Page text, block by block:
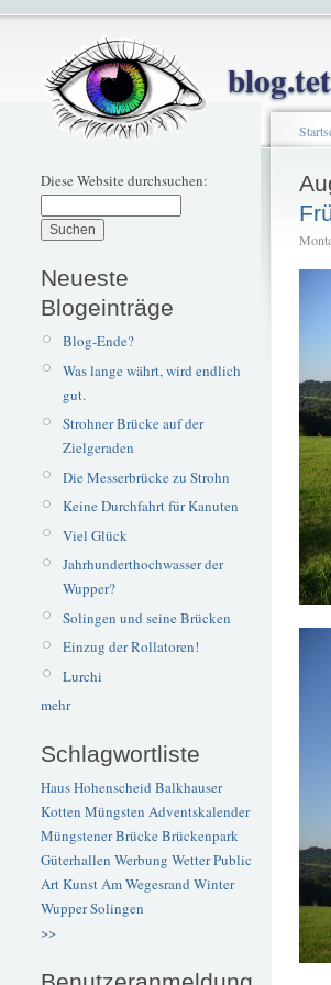
Diese Website durchsuchen:
Neueste
Blogeinträge
Blog-Ende?
Was lange währt, wird endlich
gut.
Strohner Brücke auf der
Zielgeraden
Die Messerbrücke zu Strohn
Keine Durchfahrt für Kanuten
Viel Glück
Jahrhunderthochwasser der
Wupper?
Solingen und seine Brücken
Einzug der Rollatoren!
Lurchi
mehr
Schlagwortliste
Haus Hohenscheid Balkhauser
Kotten Müngsten Adventskalender
Müngstener BrückeBrückenpark
Güterhallen Werbung WetterPublic
ArtKunstAm Wegesrand Winter
WupperSolingen
>>